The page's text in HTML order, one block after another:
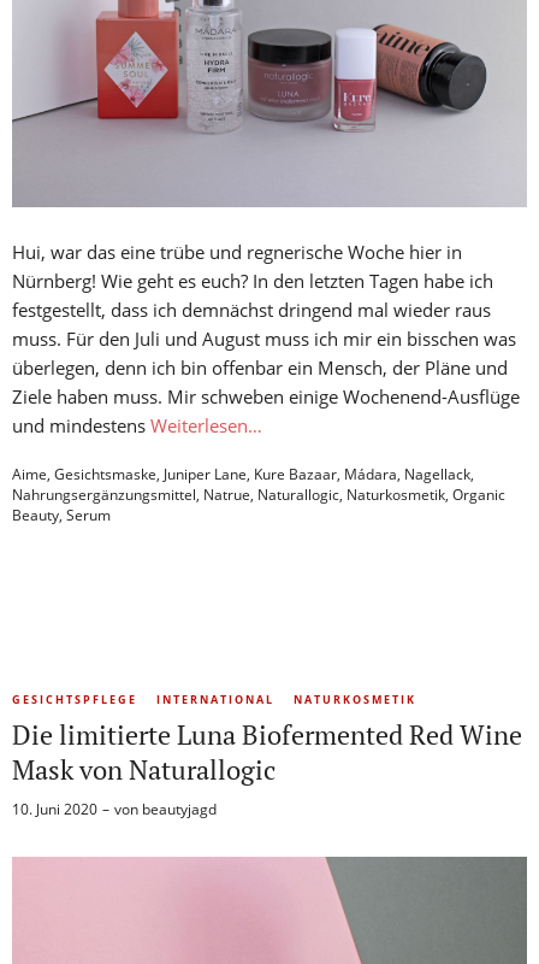
Hui, war das eine trübe und regnerische Woche hier in
Nürnberg! Wie geht es euch? In den letzten Tagen habe ich
festgestellt, dass ich demnächst dringend mal wieder raus
muss. Für den Juli und August muss ich mir ein bisschen was
überlegen, denn ich bin offenbar ein Mensch, der Pläne und
Ziele haben muss. Mir schweben einige Wochenend-Ausflüge
und mindestens Weiterlesen…
Aime, Gesichtsmaske, Juniper Lane, Kure Bazaar, Mádara, Nagellack,
Nahrungsergänzungsmittel, Natrue, Naturallogic, Naturkosmetik, Organic
Beauty, Serum
GESICHTSPFLEGE INTERNATIONAL NATURKOSMETIK
Die limitierte Luna Biofermented Red Wine
Mask von Naturallogic
10. Juni 2020 von beautyjagd